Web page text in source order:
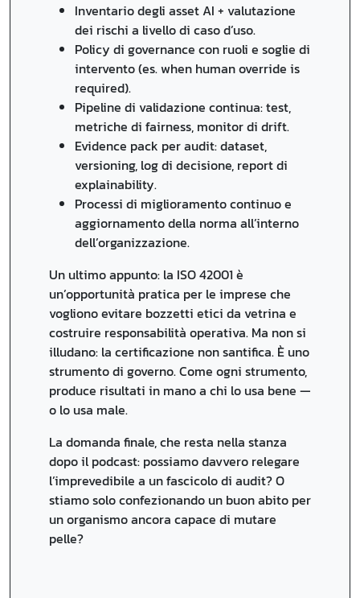
Inventario degli asset AI + valutazione
dei rischi a livello di caso d’uso.
Policy di governance con ruoli e soglie di
intervento (es. when human override is
required).
Pipeline di validazione continua: test,
metriche di fairness, monitor di drift.
Evidence pack per audit: dataset,
versioning, log di decisione, report di
explainability.
Processi di miglioramento continuo e
aggiornamento della norma all’interno
dell’organizzazione.
Un ultimo appunto: la ISO 42001 è
un’opportunità pratica per le imprese che
vogliono evitare bozzetti etici da vetrina e
costruire responsabilità operativa. Ma non si
illudano: la certificazione non santifica. È uno
strumento di governo. Come ogni strumento,
produce risultati in mano a chi lo usa bene —
o lo usa male.
La domanda finale, che resta nella stanza
dopo il podcast: possiamo davvero relegare
l’imprevedibile a un fascicolo di audit? O
stiamo solo confezionando un buon abito per
un organismo ancora capace di mutare
pelle?